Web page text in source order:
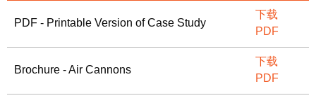
PDF - Printable Version of Case Study
下载
PDF
Brochure - Air Cannons
下载
PDF